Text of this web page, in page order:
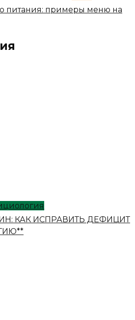
питания: примеры меню на
КАК ИСПРАВИТЬ ДЕФИЦИТ